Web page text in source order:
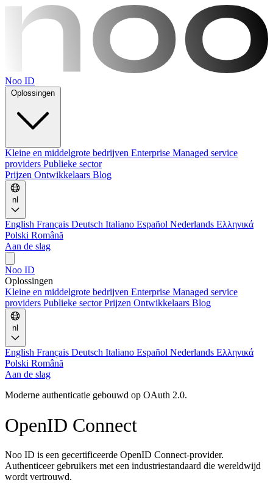
Noo ID
Kleine en middelgrote bedrijven Enterprise Managed service
providers Publieke sector
Prijzen Ontwikkelaars Blog
nl
English Français Deutsch Italiano Español Nederlands Ελληνικά
Polski Română
Aan de slag
Noo ID
Oplossingen
Kleine en middelgrote bedrijven Enterprise Managed service
providers Publieke sectorPrijzen Ontwikkelaars Blog
nl
English Français Deutsch Italiano Español Nederlands Ελληνικά
Polski Română
Aan de slag
Moderne authenticatie gebouwd op OAuth 2.0.
OpenID Connect
Noo ID is een gecertificeerde OpenID Connect-provider.
Authenticeer gebruikers met een industriestandaard die wereldwijd
wordt vertrouwd.